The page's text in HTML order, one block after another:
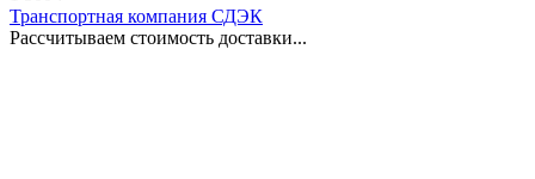
Транспортная компания СДЭК
Рассчитываем стоимость доставки...